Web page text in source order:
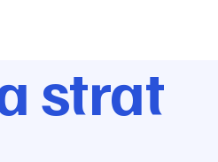
strat